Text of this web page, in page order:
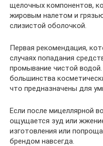
щелочных компонентов,
жировым налетом и
слизистой оболочкой.
Первая рекомендация,
случаях попадания
промывание чистой
большинства
что предназначены для
Если после мицеллярной
ощущается зуд или
изготовления или
брендом навсегда.